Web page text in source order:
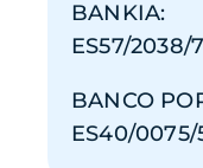
BANKIA:
ES57/2038/
BANCO
ES40/0075/